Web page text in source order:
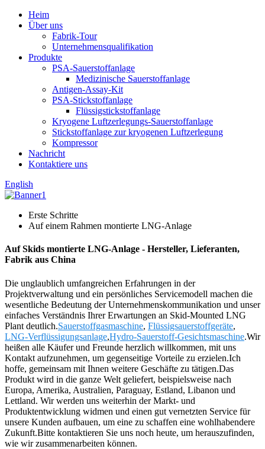
Heim
Über uns
Fabrik-Tour
Unternehmensqualifikation
Produkte
PSA-Sauerstoffanlage
Medizinische Sauerstoffanlage
Antigen-Assay-Kit
PSA-Stickstoffanlage
Flüssigstickstoffanlage
Kryogene Luftzerlegungs-Sauerstoffanlage
Stickstoffanlage zur kryogenen Luftzerlegung
Kompressor
Nachricht
Kontaktiere uns
English
Erste Schritte
Auf einem Rahmen montierte LNG-Anlage
Auf Skids montierte LNG-Anlage - Hersteller, Lieferanten,
Fabrik aus China
Die unglaublich umfangreichen Erfahrungen in der
Projektverwaltung und ein persönliches Servicemodell machen die
wesentliche Bedeutung der Unternehmenskommunikation und unser
einfaches Verständnis Ihrer Erwartungen an Skid-Mounted LNG
Plant deutlich.Sauerstoffgasmaschine, Flüssigsauerstoffgeräte,
LNG-Verflüssigungsanlage,Hydro-Sauerstoff-Gesichtsmaschine.Wir
heißen alle Käufer und Freunde herzlich willkommen, mit uns
Kontakt aufzunehmen, um gegenseitige Vorteile zu erzielen.Ich
hoffe, gemeinsam mit Ihnen weitere Geschäfte zu tätigen.Das
Produkt wird in die ganze Welt geliefert, beispielsweise nach
Europa, Amerika, Australien, Paraguay, Estland, Libanon und
Lettland. Wir werden uns weiterhin der Markt- und
Produktentwicklung widmen und einen gut vernetzten Service für
unsere Kunden aufbauen, um eine zu schaffen eine wohlhabendere
Zukunft.Bitte kontaktieren Sie uns noch heute, um herauszufinden,
wie wir zusammenarbeiten können.